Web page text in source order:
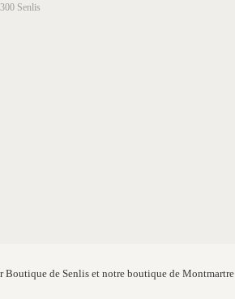
Senlis
Boutique de Senlis et notre boutique de Montmartre